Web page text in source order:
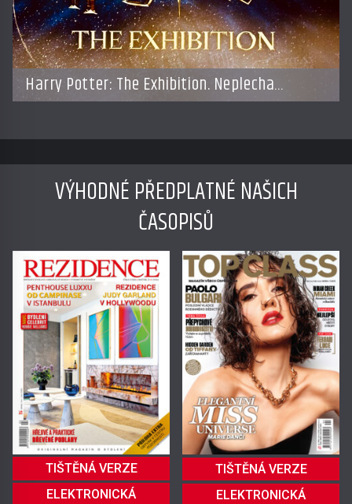
Harry Potter: The Exhibition. Neplecha
zahájena…
VÝHODNÉ PŘEDPLATNÉ NAŠICH
ČASOPISŮ
TIŠTĚNÁ VERZE
ELEKTRONICKÁ
TIŠTĚNÁ VERZE
ELEKTRONICKÁ